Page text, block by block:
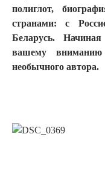
полиглот,
странами: с
Беларусь.
вашему
необычного автора.